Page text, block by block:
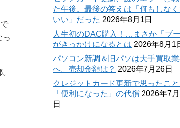
っ
た午後。最後の答えは「何もしなく
いい」だった 2026年8月1日
人生初のDAC購入！…まさか「ブー
がきっかけになるとは 2026年8月1
パソコン新調＆旧パソは大手買取
へ。売却金額は？ 2026年7月26日
クレジットカード更新で思ったこと
「便利になった」の代償 2026年7
日